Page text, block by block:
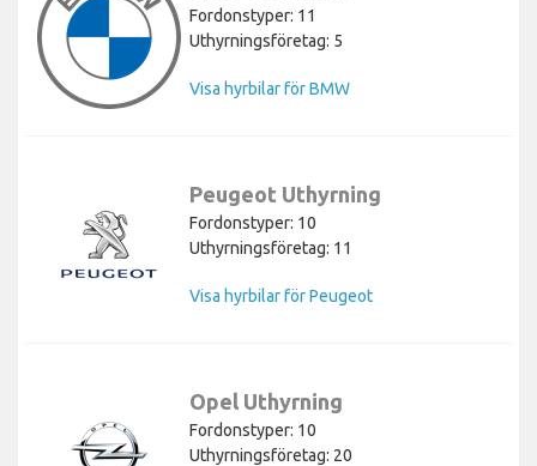
Fordonstyper: 11
Uthyrningsföretag: 5
Visa hyrbilar för BMW
Peugeot Uthyrning
Fordonstyper: 10
Uthyrningsföretag: 11
Visa hyrbilar för Peugeot
Opel Uthyrning
Fordonstyper: 10
Uthyrningsföretag: 20